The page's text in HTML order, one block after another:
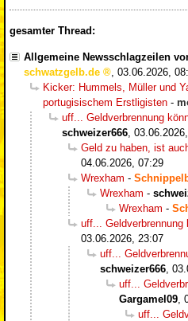
gesamter Thread:
Allgemeine Newsschlagzeilen
schwatzgelb.de
03.06.2026,
Kicker: Hummels, Müller und
portugisischem Erstligisten -
uff... Geldverbrennung
schweizer666
Geld zu haben, ist
04.06.2026, 07:29
Wrexham -
Wrexham -
Wrexham -
uff...
03.06.2026, 23:07
uff...
schweizer666
uff...
Gargamel09
uff...